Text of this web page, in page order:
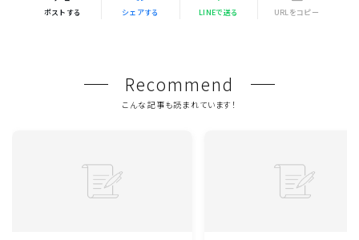
ポストする シェアする LINEで送る URLをコピー
Recommend
こんな記事も読まれています！